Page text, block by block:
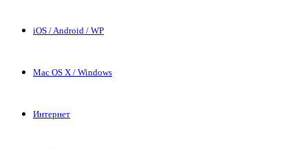
iOS / Android / WP
Mac OS X / Windows
Интернет